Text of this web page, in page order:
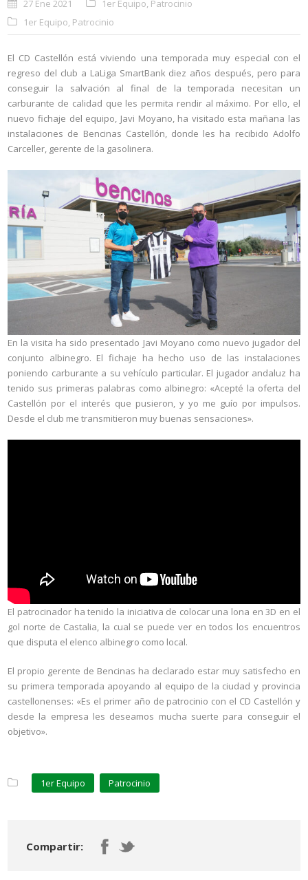
27 Ene 2021 1er Equipo, Patrocinio
1er Equipo, Patrocinio
El CD Castellón está viviendo una temporada muy especial con el
regreso del club a LaLiga SmartBank diez años después, pero para
conseguir la salvación al final de la temporada necesitan un
carburante de calidad que les permita rendir al máximo. Por ello, el
nuevo fichaje del equipo, Javi Moyano, ha visitado esta mañana las
instalaciones de Bencinas Castellón, donde les ha recibido Adolfo
Carceller, gerente de la gasolinera.
En la visita ha sido presentado Javi Moyano como nuevo jugador del
conjunto albinegro. El fichaje ha hecho uso de las instalaciones
poniendo carburante a su vehículo particular. El jugador andaluz ha
tenido sus primeras palabras como albinegro: «Acepté la oferta del
Castellón por el interés que pusieron, y yo me guío por impulsos.
Desde el club me transmitieron muy buenas sensaciones».
El patrocinador ha tenido la iniciativa de colocar una lona en 3D en el
gol norte de Castalia, la cual se puede ver en todos los encuentros
que disputa el elenco albinegro como local.
El propio gerente de Bencinas ha declarado estar muy satisfecho en
su primera temporada apoyando al equipo de la ciudad y provincia
castellonenses: «Es el primer año de patrocinio con el CD Castellón y
desde la empresa les deseamos mucha suerte para conseguir el
objetivo».
1er Equipo Patrocinio
Compartir: